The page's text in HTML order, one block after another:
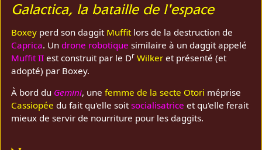
Galactica, la bataille de l'espace
Boxey perd son daggit Muffitlors de la destruction de
Caprica. Undrone robotique similaire à un daggit appelé
Muffit II est construit par le Dr Wilker et présenté (et
adopté) par Boxey.
À bord du Gemini, unefemme de la secte Otori méprise
Cassiopée du fait qu'elle soitsocialisatrice et qu'elle ferait
mieux de servir de nourriture pour les daggits.